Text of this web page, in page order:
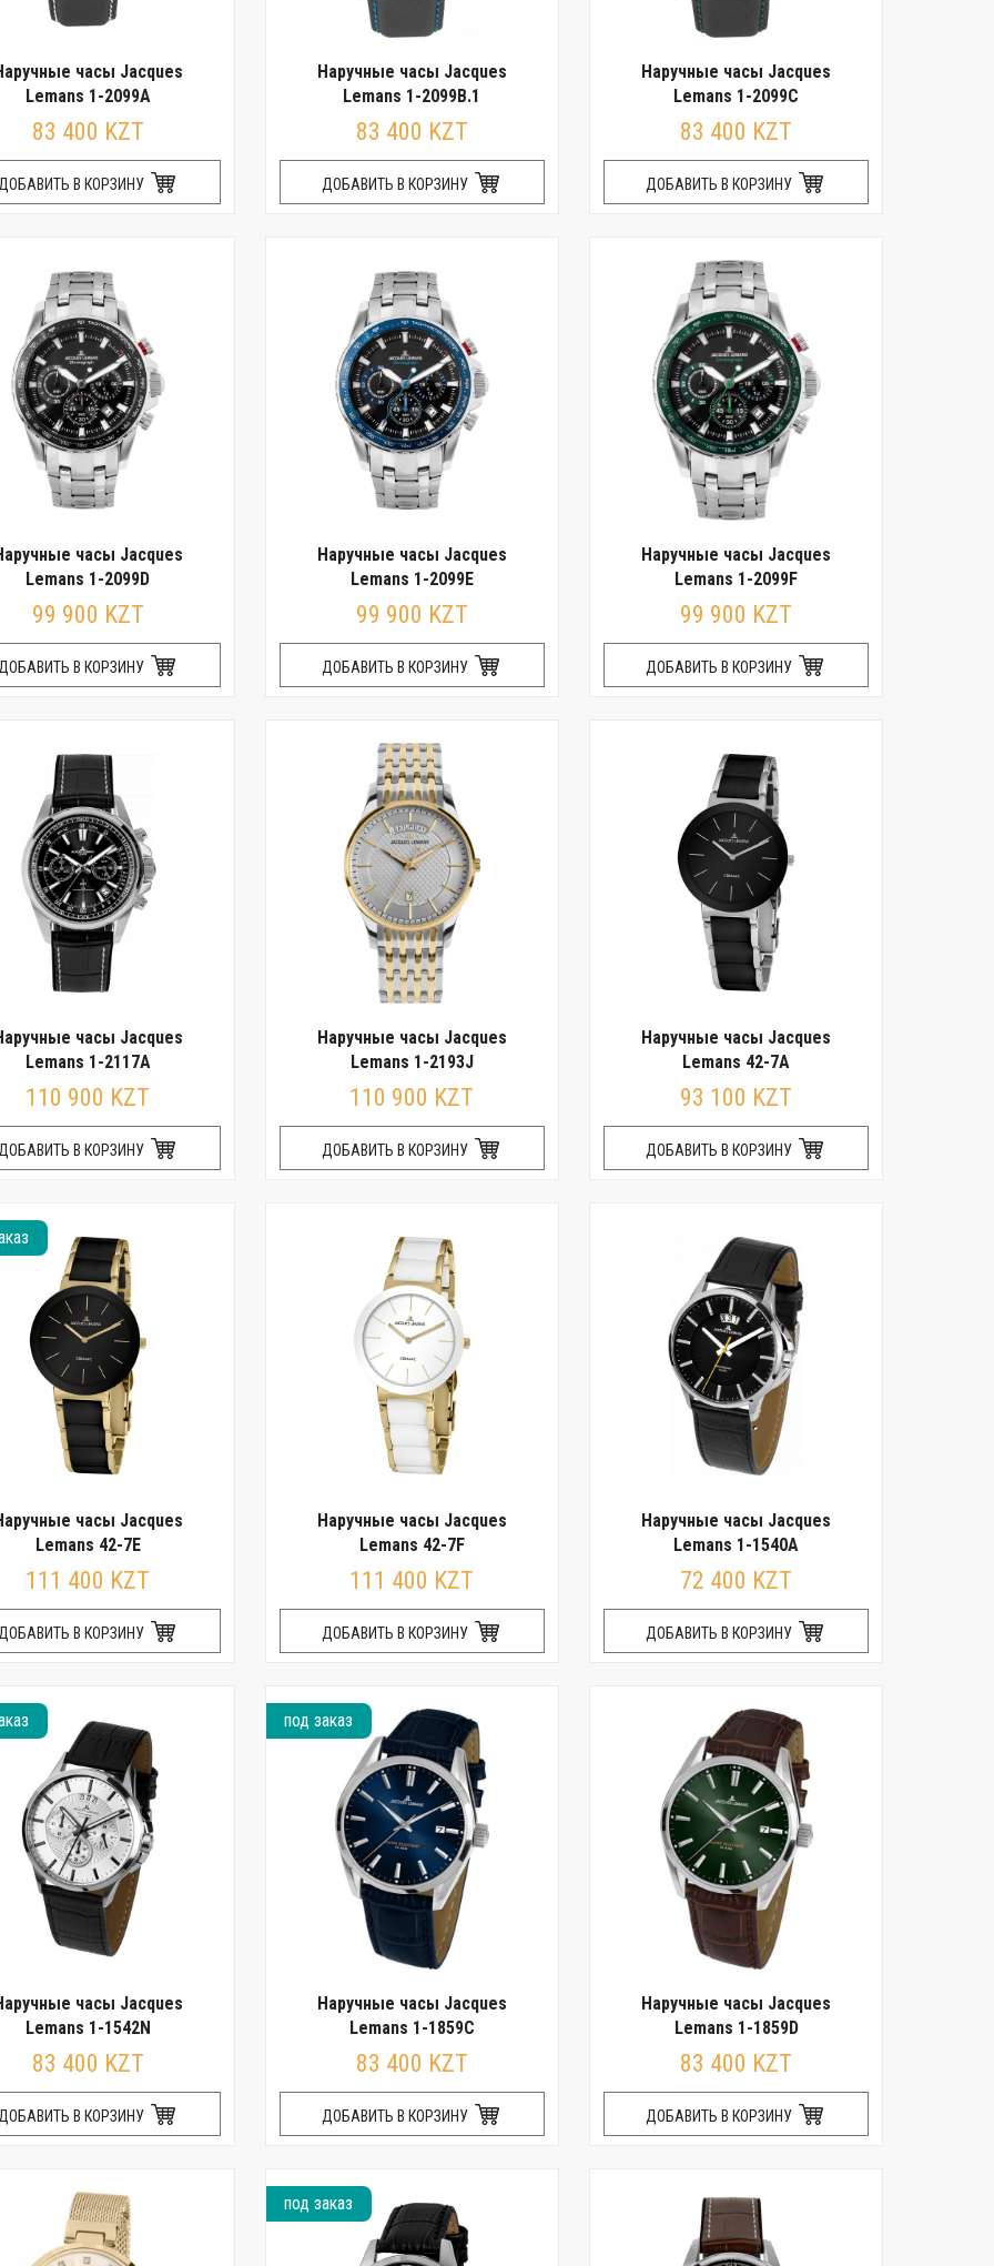
часы Jacques
Lemans 1-2099A
83 400 KZT
ДОБАВИТЬ В КОРЗИНУ
Наручные часы Jacques
Lemans 1-2099B.1
83 400 KZT
ДОБАВИТЬ В КОРЗИНУ
Наручные часы Jacques
Lemans 1-2099C
83 400 KZT
ДОБАВИТЬ В КОРЗИНУ
часы Jacques
Lemans 1-2099D
99 900 KZT
ДОБАВИТЬ В КОРЗИНУ
Наручные часы Jacques
Lemans 1-2099E
99 900 KZT
ДОБАВИТЬ В КОРЗИНУ
Наручные часы Jacques
Lemans 1-2099F
99 900 KZT
ДОБАВИТЬ В КОРЗИНУ
часы Jacques
Lemans 1-2117A
110 900 KZT
ДОБАВИТЬ В КОРЗИНУ
Наручные часы Jacques
Lemans 1-2193J
110 900 KZT
ДОБАВИТЬ В КОРЗИНУ
Наручные часы Jacques
Lemans 42-7A
93 100 KZT
ДОБАВИТЬ В КОРЗИНУ
часы Jacques
Lemans 42-7E
111 400 KZT
ДОБАВИТЬ В КОРЗИНУ
Наручные часы Jacques
Lemans 42-7F
111 400 KZT
ДОБАВИТЬ В КОРЗИНУ
Наручные часы Jacques
Lemans 1-1540A
72 400 KZT
ДОБАВИТЬ В КОРЗИНУ
часы Jacques
Lemans 1-1542N
83 400 KZT
ДОБАВИТЬ В КОРЗИНУ
под заказ
Наручные часы Jacques
Lemans 1-1859C
83 400 KZT
ДОБАВИТЬ В КОРЗИНУ
Наручные часы Jacques
Lemans 1-1859D
83 400 KZT
ДОБАВИТЬ В КОРЗИНУ
под заказ